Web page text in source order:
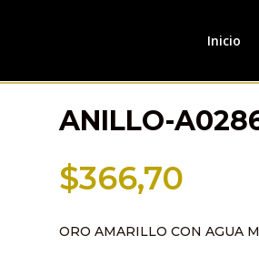
Inicio
ANILLO-
$366,70
ORO AMARILLO CON AGUA